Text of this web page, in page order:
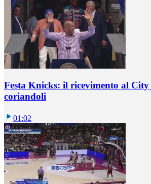
Festa Knicks: il ricevimento al
coriandoli
01:02